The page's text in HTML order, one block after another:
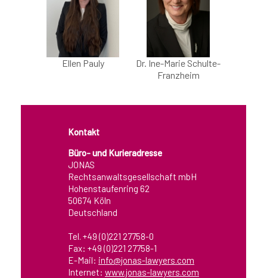
Ellen Pauly
Dr. Ine-Marie Schulte-
Franzheim
Kontakt
Büro- und Kurieradresse
JONAS
Rechtsanwaltsgesellschaft mbH
Hohenstaufenring 62
50674 Köln
Deutschland
Tel. +49 (0)221 27758-0
Fax: +49 (0)221 27758-1
E-Mail: info@jonas-lawyers.com
Internet: www.jonas-lawyers.com